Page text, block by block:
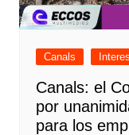
Canals
Canals: el
por
para los